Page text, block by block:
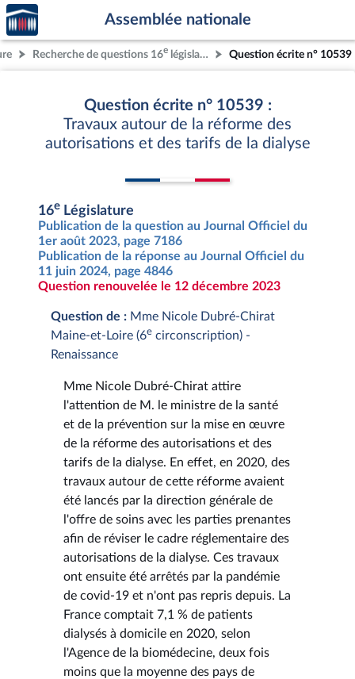
Aller au contenu
Aller en bas de la page
Accèder
à la
page
d'accueil
Assemblée nationale
Recherche de questions 16e législature Question écrite n° 10539
Question écrite n° 10539 :
Travaux autour de la réforme des
autorisations et des tarifs de la dialyse
16e Législature
Publication de la question au Journal Officiel du
1er août 2023, page 7186
Publication de la réponse au Journal Officiel du
11 juin 2024, page 4846
Question renouvelée le 12 décembre 2023
Question de : Mme Nicole Dubré-Chirat
Maine-et-Loire (6e circonscription) -
Renaissance
Mme Nicole Dubré-Chirat attire
l'attention de M. le ministre de la santé
et de la prévention sur la mise en œuvre
de la réforme des autorisations et des
tarifs de la dialyse. En effet, en 2020, des
travaux autour de cette réforme avaient
été lancés par la direction générale de
l'offre de soins avec les parties prenantes
afin de réviser le cadre réglementaire des
autorisations de la dialyse. Ces travaux
ont ensuite été arrêtés par la pandémie
de covid-19 et n'ont pas repris depuis. La
France comptait 7,1 % de patients
dialysés à domicile en 2020, selon
l'Agence de la biomédecine, deux fois
moins que la moyenne des pays de